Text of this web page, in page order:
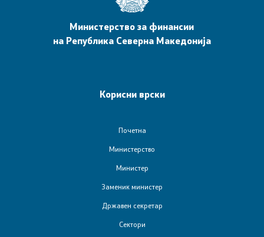
Министерство за финансии
на Република Северна Македонија
Корисни врски
Почетна
Министерство
Министер
Заменик министер
Државен секретар
Сектори